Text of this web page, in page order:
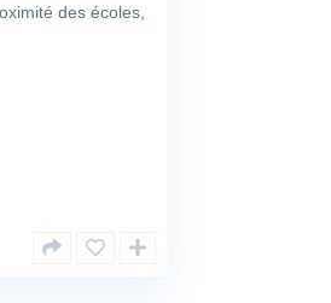
des écoles,